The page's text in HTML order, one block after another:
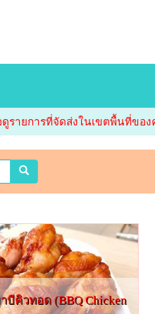
ดูรายการที่จัดส่งในเขตพื้นที่ขอ
บีคิวทอด (BBQ Chicken